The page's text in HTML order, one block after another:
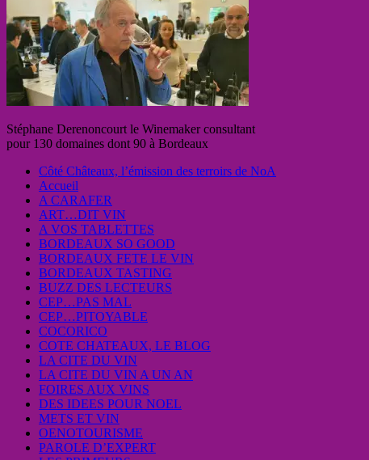
Stéphane Derenoncourt le Winemaker consultant
pour 130 domaines dont 90 à Bordeaux
Côté Châteaux, l’émission des terroirs de NoA
Accueil
A CARAFER
ART…DIT VIN
A VOS TABLETTES
BORDEAUX SO GOOD
BORDEAUX FETE LE VIN
BORDEAUX TASTING
BUZZ DES LECTEURS
CEP…PAS MAL
CEP…PITOYABLE
COCORICO
COTE CHATEAUX, LE BLOG
LA CITE DU VIN
LA CITE DU VIN A UN AN
FOIRES AUX VINS
DES IDEES POUR NOEL
METS ET VIN
OENOTOURISME
PAROLE D’EXPERT